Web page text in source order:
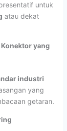
untuk
atau dekat
yang
industri
yang
getaran.